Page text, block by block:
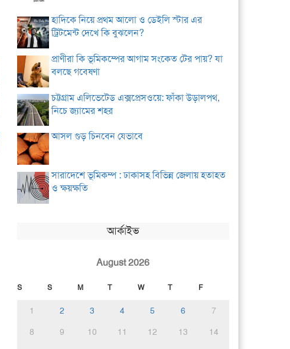
হাদিকে নিয়ে প্রথম আলো ও ডেইলি স্টার এর
ট্রিটমেন্ট দেখে কি বুঝলেন?
প্রাণীরা কি ভূমিকম্পের আগাম সংকেত টের পায়? যা
বলছে গবেষণা
চট্টগ্রাম এলিভেটেড এক্সপ্রেসওয়ে: ফাঁকা উড়ালপথ,
নিচে জ্যামের শহর
আসল গুড় চিনবেন যেভাবে
সারাদেশে ভূমিকম্প : ঢাকাসহ বিভিন্ন জেলায় হতাহত
ও ক্ষয়ক্ষতি
আর্কাইভ
August 2026
S S M T W T F
1 2 3 4 5 6
7
8
9 10 11 12 13
14